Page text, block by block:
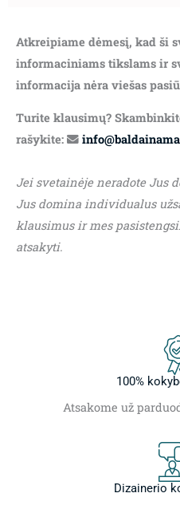
Atkreipiame dėmesį, kad ši
informaciniams tikslams ir
informacija nėra viešas
Turite klausimų?
rašykite:
Jei svetainėje neradote Jus
Jus domina individualus
klausimus ir mes
atsakyti.
100%
Atsakome už
Dizainerio